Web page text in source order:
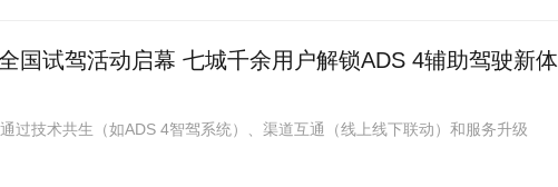
国试驾活动启幕 七城千余用户解锁ADS 4辅助驾驶新体
过技术共生（如ADS 4智驾系统）、渠道互通（线上线下联动）和服务升级